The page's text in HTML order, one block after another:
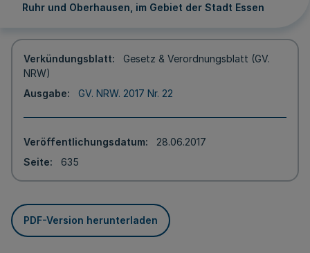
Ruhr und Oberhausen, im Gebiet der Stadt Essen
Verkündungsblatt
Gesetz & Verordnungsblatt (GV.
NRW)
Ausgabe
GV. NRW. 2017 Nr. 22
Veröffentlichungsdatum
28.06.2017
Seite
635
PDF-Version herunterladen